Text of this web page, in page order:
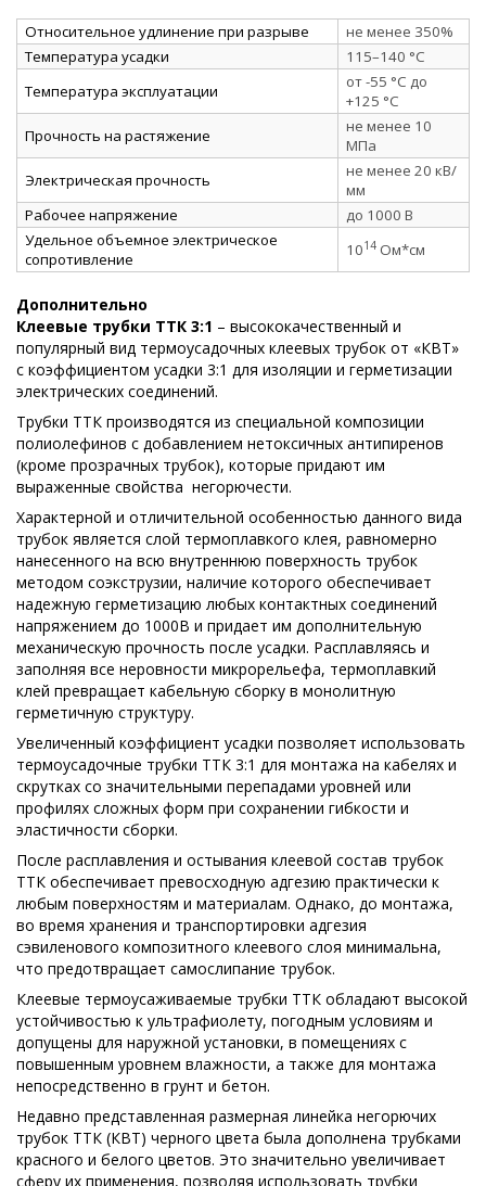
Относительное удлинение при разрыве
не менее 350%
Температура усадки
115–140 °C
Температура эксплуатации
от -55 °C до
+125 °C
Прочность на растяжение
не менее 10
МПа
Электрическая прочность
не менее 20 кВ/
мм
Рабочее напряжение
до 1000 В
Удельное объемное электрическое
сопротивление
1014 Ом*см
Дополнительно
Клеевые трубки ТТК 3:1 – высококачественный и
популярный вид термоусадочных клеевых трубок от «КВТ»
с коэффициентом усадки 3:1 для изоляции и герметизации
электрических соединений.
Трубки ТТК производятся из специальной композиции
полиолефинов с добавлением нетоксичных антипиренов
(кроме прозрачных трубок), которые придают им
выраженные свойства негорючести.
Характерной и отличительной особенностью данного вида
трубок является слой термоплавкого клея, равномерно
нанесенного на всю внутреннюю поверхность трубок
методом соэкструзии, наличие которого обеспечивает
надежную герметизацию любых контактных соединений
напряжением до 1000В и придает им дополнительную
механическую прочность после усадки. Расплавляясь и
заполняя все неровности микрорельефа, термоплавкий
клей превращает кабельную сборку в монолитную
герметичную структуру.
Увеличенный коэффициент усадки позволяет использовать
термоусадочные трубки ТТК 3:1 для монтажа на кабелях и
скрутках со значительными перепадами уровней или
профилях сложных форм при сохранении гибкости и
эластичности сборки.
После расплавления и остывания клеевой состав трубок
ТТК обеспечивает превосходную адгезию практически к
любым поверхностям и материалам. Однако, до монтажа,
во время хранения и транспортировки адгезия
сэвиленового композитного клеевого слоя минимальна,
что предотвращает самослипание трубок.
Клеевые термоусаживаемые трубки ТТК обладают высокой
устойчивостью к ультрафиолету, погодным условиям и
допущены для наружной установки, в помещениях с
повышенным уровнем влажности, а также для монтажа
непосредственно в грунт и бетон.
Недавно представленная размерная линейка негорючих
трубок ТТК (КВТ) черного цвета была дополнена трубками
красного и белого цветов. Это значительно увеличивает
сферу их применения, позволяя использовать трубки